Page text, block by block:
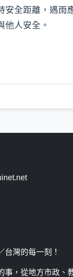
安全距離，遇雨
他人安全。
台灣的每一刻！
事，從地方市政、